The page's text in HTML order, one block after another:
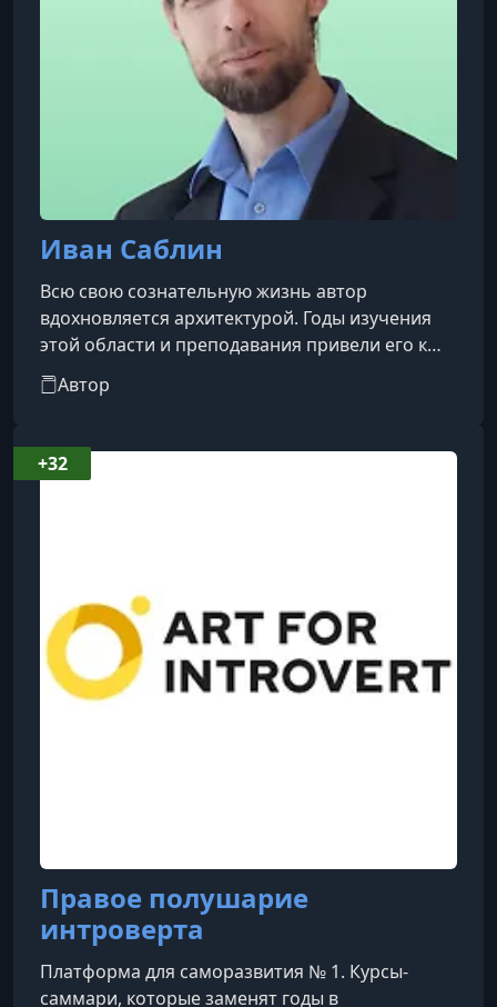
Иван Саблин
Всю свою сознательную жизнь автор
вдохновляется архитектурой. Годы изучения
этой области и преподавания привели его к
устойчивому убеждению: среди всех видов
искусства архитектура вызывает наименьший
удивителен. Даже среди коллег — выдающихся
историков искусства — архитектура часто
Автор
Правое полушарие
интроверта
Платформа для саморазвития № 1. Курсы-
саммари, которые заменят годы в
+32